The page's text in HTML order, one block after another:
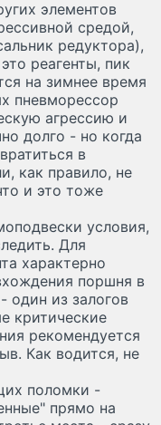
элементов
средой,
редуктора),
реагенты, пик
на зимнее время
пневморессор
агрессию и
долго - но когда
в
как правило, не
и это тоже
условия,
Для
характерно
поршня в
один из залогов
критические
рекомендуется
Как водится, не
поломки -
прямо на